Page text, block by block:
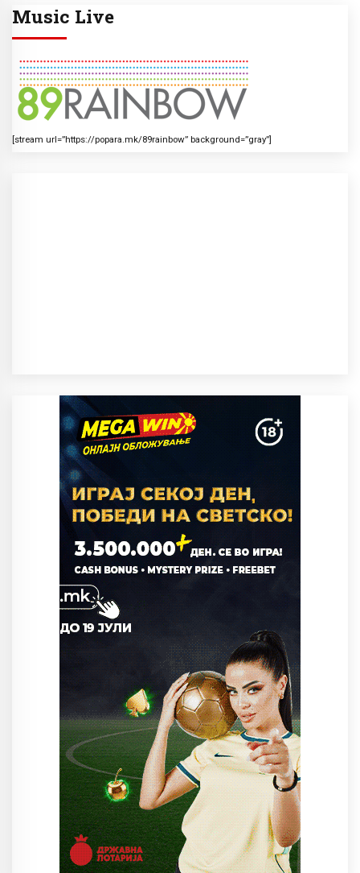
Music Live
[stream url=”https://popara.mk/89rainbow” background=”gray”]